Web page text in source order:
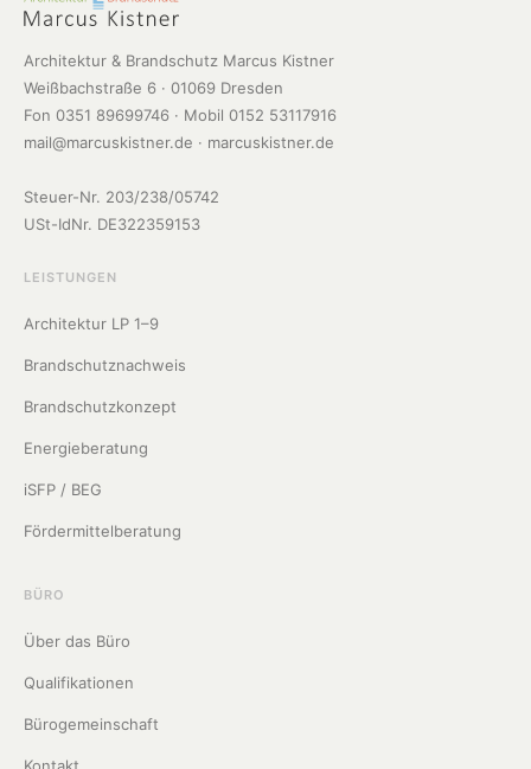
Architektur & Brandschutz Marcus Kistner
Weißbachstraße 6 · 01069 Dresden
Fon 0351 89699746 · Mobil 0152 53117916
mail@marcuskistner.de · marcuskistner.de
Steuer-Nr. 203/238/05742
USt-IdNr. DE322359153
LEISTUNGEN
Architektur LP 1–9
Brandschutznachweis
Brandschutzkonzept
Energieberatung
iSFP / BEG
Fördermittelberatung
BÜRO
Über das Büro
Qualifikationen
Bürogemeinschaft